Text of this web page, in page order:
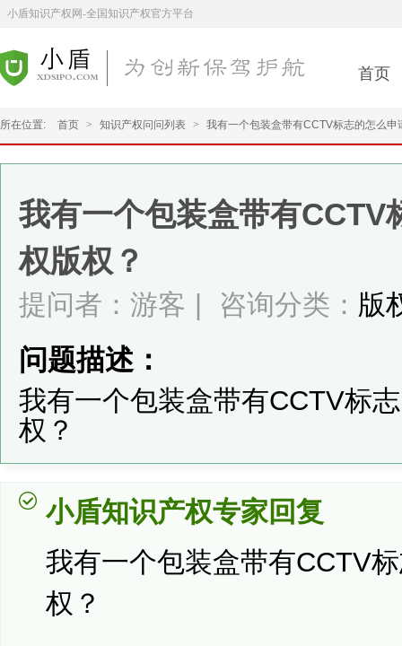
小盾知识产权网-全国知识产权官方平台
首页
所在位置: 首页 > 知识产权问问列表 > 我有一个包装盒带有CCTV标志的怎么申
我有一个包装盒带有CCTV
权版权？
提问者：游客 咨询分类： 版
问题描述：
我有一个包装盒带有CCTV标
权？
小盾知识产权专家回复
我有一个包装盒带有CCTV
权？